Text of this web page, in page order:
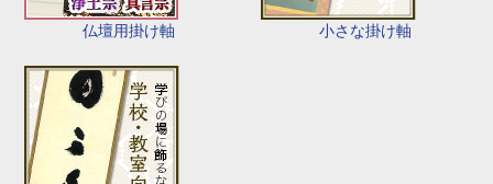
仏壇用掛け軸 小さな掛け軸